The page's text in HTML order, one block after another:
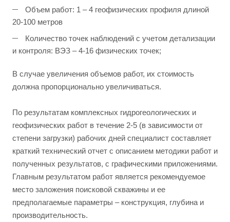
Объем работ: 1 – 4 геофизических профиля длиной
20-100 метров
Количество точек наблюдений с учетом детализации
и контроля: ВЭЗ – 4-16 физических точек;
В случае увеличения объемов работ, их стоимость
должна пропорционально увеличиваться.
По результатам комплексных гидрогеологических и
геофизических работ в течение 2-5 (в зависимости от
степени загрузки) рабочих дней специалист составляет
краткий технический отчет с описанием методики работ и
полученных результатов, с графическими приложениями.
Главным результатом работ является рекомендуемое
место заложения поисковой скважины и ее
предполагаемые параметры – конструкция, глубина и
производительность.